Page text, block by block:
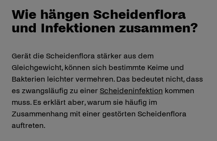
Wie hängen Scheidenflora
und Infektionen zusammen?
Gerät die Scheidenflora stärker aus dem
Gleichgewicht, können sich bestimmte Keime und
Bakterien leichter vermehren. Das bedeutet nicht, dass
es zwangsläufig zu einer Scheideninfektion kommen
muss. Es erklärt aber, warum sie häufig im
Zusammenhang mit einer gestörten Scheidenflora
auftreten.